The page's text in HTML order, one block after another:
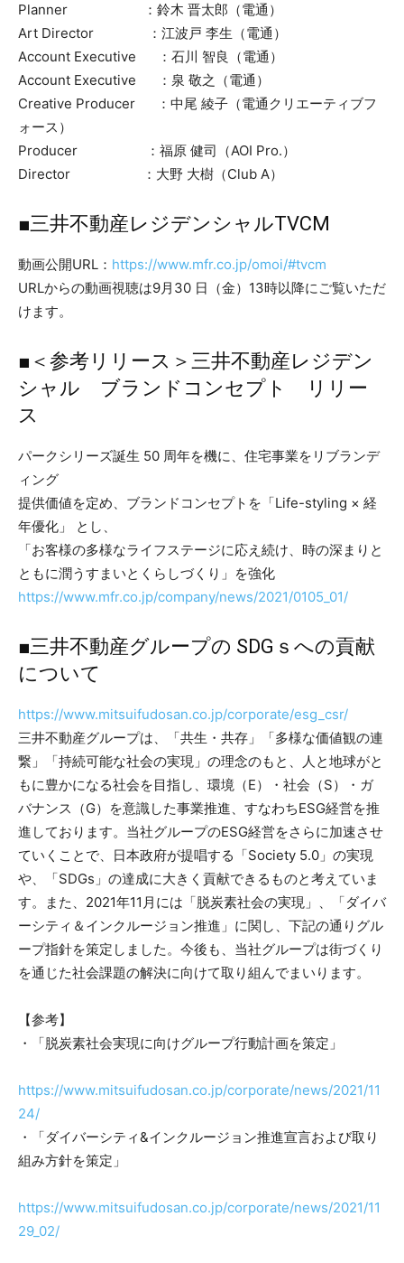
Planner ：鈴木 晋太郎（電通）
Art Director ：江波戸 李生（電通）
Account Executive ：石川 智良（電通）
Account Executive ：泉 敬之（電通）
Creative Producer ：中尾 綾子（電通クリエーティブフ
ォース）
Producer ：福原 健司（AOI Pro.）
Director ：大野 大樹（Club A）
■三井不動産レジデンシャルTVCM
動画公開URL： https://www.mfr.co.jp/omoi/#tvcm
URLからの動画視聴は9月30 日（金）13時以降にご覧いただ
けます。
■＜参考リリース＞三井不動産レジデン
シャル ブランドコンセプト リリー
ス
パークシリーズ誕生 50 周年を機に、住宅事業をリブランデ
ィング
提供価値を定め、ブランドコンセプトを「Life-styling × 経
年優化」 とし、
「お客様の多様なライフステージに応え続け、時の深まりと
ともに潤うすまいとくらしづくり」を強化
https://www.mfr.co.jp/company/news/2021/0105_01/
■三井不動産グループの SDGｓへの貢献
について
https://www.mitsuifudosan.co.jp/corporate/esg_csr/
三井不動産グループは、「共生・共存」「多様な価値観の連
繋」「持続可能な社会の実現」の理念のもと、人と地球がと
もに豊かになる社会を目指し、環境（E）・社会（S）・ガ
バナンス（G）を意識した事業推進、すなわちESG経営を推
進しております。当社グループのESG経営をさらに加速させ
ていくことで、日本政府が提唱する「Society 5.0」の実現
や、「SDGs」の達成に大きく貢献できるものと考えていま
す。また、2021年11月には「脱炭素社会の実現」、「ダイバ
ーシティ＆インクルージョン推進」に関し、下記の通りグル
ープ指針を策定しました。今後も、当社グループは街づくり
を通じた社会課題の解決に向けて取り組んでまいります。
【参考】
・「脱炭素社会実現に向けグループ行動計画を策定」
https://www.mitsuifudosan.co.jp/corporate/news/2021/11
24/
・「ダイバーシティ&インクルージョン推進宣言および取り
組み方針を策定」
https://www.mitsuifudosan.co.jp/corporate/news/2021/11
29_02/